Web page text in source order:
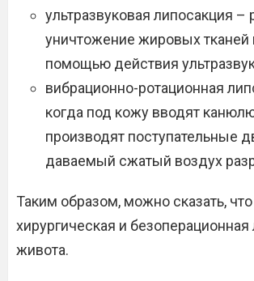
ультразвуковая липосакция –
уничтожение жировых тканей
помощью действия
вибрационно-ротационная
когда под кожу вводят
производят поступательные
даваемый сжатый воздух
Таким образом, можно сказать, что
хирургическая и безоперационная
живота.